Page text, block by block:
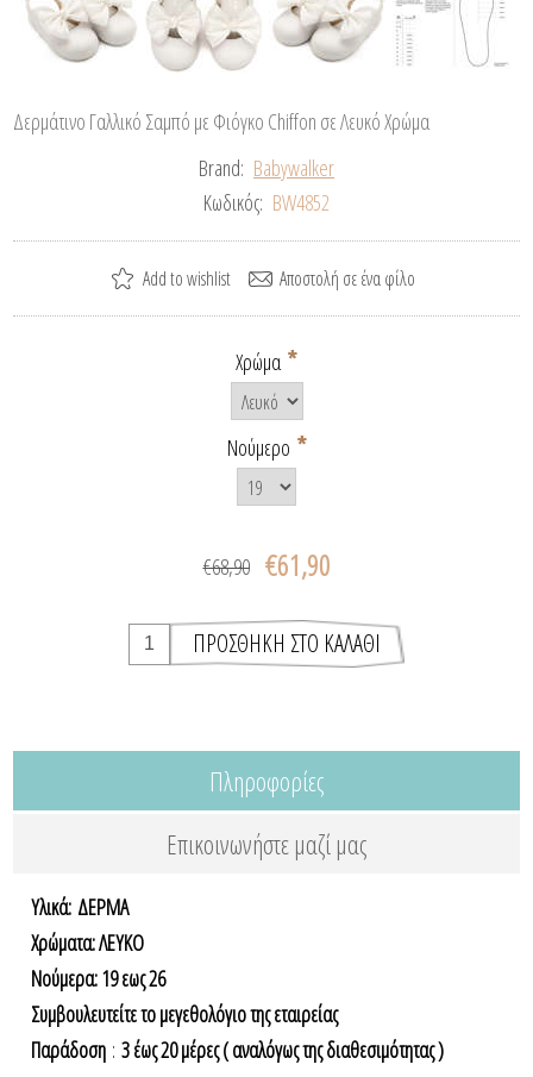
Δερμάτινο Γαλλικό Σαμπό με Φιόγκο Chiffon σε Λευκό Χρώμα
Brand: Babywalker
Κωδικός: BW4852
Χρώμα *
Νούμερο *
€68,90 €61,90
Πληροφορίες
Επικοινωνήστε μαζί μας
Υλικά: ΔΕΡΜΑ
Χρώματα: ΛΕΥΚΟ
Νούμερα: 19 εως 26
Συμβουλευτείτε το μεγεθολόγιο της εταιρείας
Παράδοση :3 έως 20 μέρες ( αναλόγως της διαθεσιμότητας )